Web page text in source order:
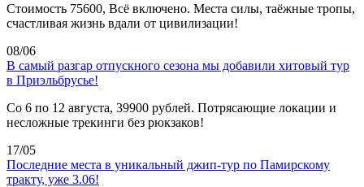
Стоимость 75600, Всё включено. Места силы, таёжные тропы,
счастливая жизнь вдали от цивилизации!
08/06
В самый разгар отпускного сезона мы добавили хитовый тур
в Приэльбрусье!
Со 6 по 12 августа, 39900 рублей. Потрясающие локации и
несложные трекинги без рюкзаков!
17/05
Последние места в уникальный джип-тур по Памирскому
тракту, уже 3.06!